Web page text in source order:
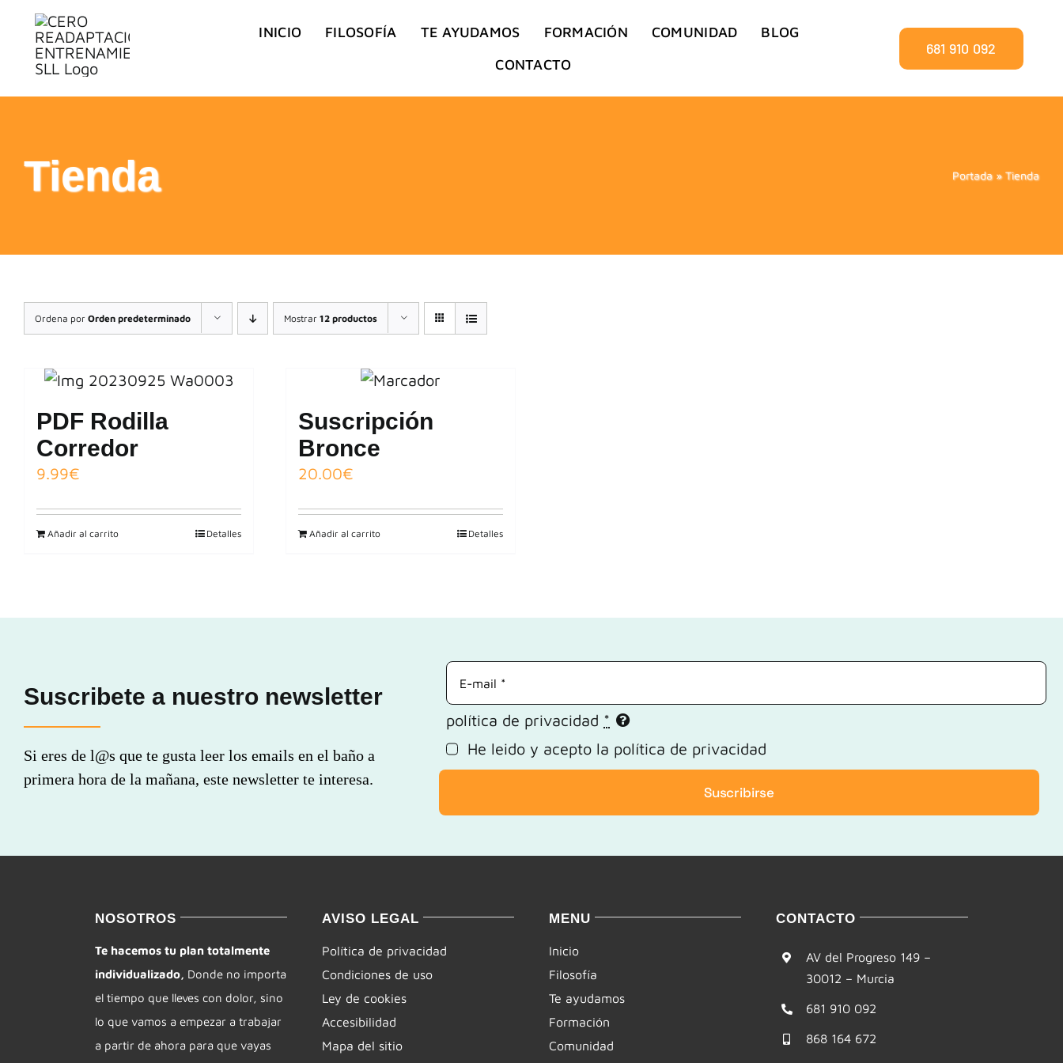
Saltar
contenido
INICIO FILOSOFÍA TE AYUDAMOS FORMACIÓN COMUNIDAD
BLOG
CONTACTO
681 910 092
Tienda Portada»Tienda
Ordena por Orden predeterminado Mostrar 12 productos
PDF Rodilla
Corredor
9.99€
Añadir al carrito Detalles
Suscripción
Bronce
20.00€
Añadir al carrito Detalles
Suscribete a nuestro newsletter
Si eres de l@s que te gusta leer los emails en el baño a
primera hora de la mañana, este newsletter te interesa.
política de privacidad *
He leido y acepto la política de privacidad
Suscribirse
NOSOTROS
Te hacemos tu plan totalmente
individualizado, Donde no importa
el tiempo que lleves con dolor, sino
lo que vamos a empezar a trabajar
a partir de ahora para que vayas
AVISO LEGAL
Política de privacidad
Condiciones de uso
Ley de cookies
Accesibilidad
Mapa del sitio
MENU
Inicio
Filosofía
Te ayudamos
Formación
Comunidad
CONTACTO
AV del Progreso 149 –
30012 – Murcia
681 910 092
868 164 672